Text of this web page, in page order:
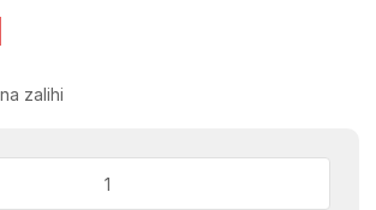
zalihi